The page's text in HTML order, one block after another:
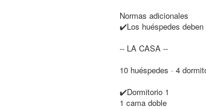
Normas adicionales
✔️Los huéspedes
-- LA CASA --
10 huéspedes · 4
✔️Dormitorio 1
1 cama doble